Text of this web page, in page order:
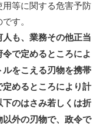
等に関する危害予防
す。
人も、業務その他正当
で定めるところによ
をこえる刃物を携帯
めるところにより計
のはさみ若しくは折
外の刃物で、政令で